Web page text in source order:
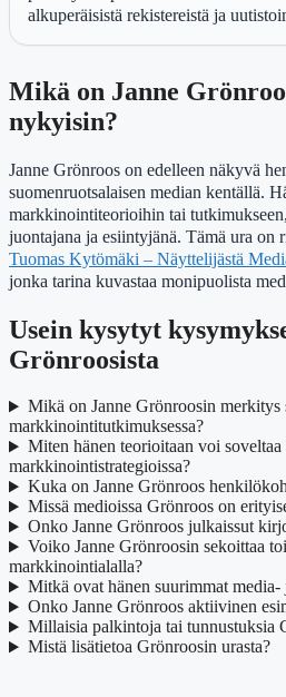
alkuperäisistä rekistereistä ja
Mikä on Janne
nykyisin?
Janne Grönroos on edelleen näkyvä
suomenruotsalaisen median kentällä.
markkinointiteorioihin tai
juontajana ja esiintyjänä. Tämä ura on
Tuomas Kytömäki – Näyttelijästä
jonka tarina kuvastaa monipuolista
Usein kysytyt
Grönroosista
Mikä on Janne Grönroosin merkitys
markkinointitutkimuksessa?
Miten hänen teorioitaan voi
markkinointistrategioissa?
Kuka on Janne Grönroos
Missä medioissa Grönroos on
Onko Janne Grönroos julkaissut
Voiko Janne Grönroosin sekoittaa
markkinointialalla?
Mitkä ovat hänen suurimmat media-
Onko Janne Grönroos aktiivinen
Millaisia palkintoja tai tunnustuksia
Mistä lisätietoa Grönroosin urasta?